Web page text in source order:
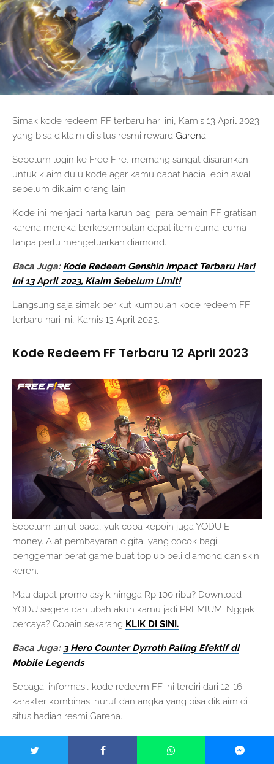
Simak kode redeem FF terbaru hari ini, Kamis 13 April 2023
yang bisa diklaim di situs resmi reward Garena.
Sebelum login ke Free Fire, memang sangat disarankan
untuk klaim dulu kode agar kamu dapat hadia lebih awal
sebelum diklaim orang lain.
Kode ini menjadi harta karun bagi para pemain FF gratisan
karena mereka berkesempatan dapat item cuma-cuma
tanpa perlu mengeluarkan diamond.
Baca Juga: Kode Redeem Genshin Impact Terbaru Hari
Ini 13 April 2023, Klaim Sebelum Limit!
Langsung saja simak berikut kumpulan kode redeem FF
terbaru hari ini, Kamis 13 April 2023.
Kode Redeem FF Terbaru 12 April 2023
Sebelum lanjut baca, yuk coba kepoin juga YODU E-
money. Alat pembayaran digital yang cocok bagi
penggemar berat game buat top up beli diamond dan skin
keren.
Mau dapat promo asyik hingga Rp 100 ribu? Download
YODU segera dan ubah akun kamu jadi PREMIUM. Nggak
percaya? Cobain sekarang KLIK DI SINI.
Baca Juga: 3 Hero Counter Dyrroth Paling Efektif di
Mobile Legends
Sebagai informasi, kode redeem FF ini terdiri dari 12-16
karakter kombinasi huruf dan angka yang bisa diklaim di
situs hadiah resmi Garena.
Kamu bisa melakukan klaim reward dengan mengunjungi
situshttps://reward.ff.theextraevent.com/id
. Pastikan akun